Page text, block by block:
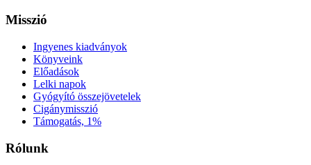
Misszió
Ingyenes kiadványok
Könyveink
Előadások
Lelki napok
Gyógyító összejövetelek
Cigánymisszió
Támogatás, 1%
Rólunk